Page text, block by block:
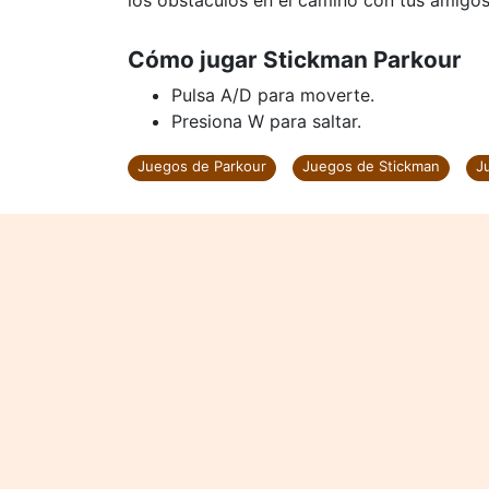
Cómo jugar Stickman Parkour
Pulsa A/D para moverte.
Presiona W para saltar.
Juegos de Parkour Juegos de Stickman